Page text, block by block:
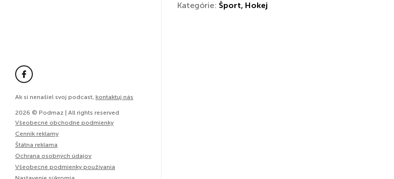
Ak si nenašiel svoj podcast, kontaktuj nás
2026 © Podmaz | All rights reserved
Všeobecné obchodné podmienky
Cenník reklamy
Štátna reklama
Ochrana osobných údajov
Všeobecné podmienky používania
Kategórie: Šport, Hokej